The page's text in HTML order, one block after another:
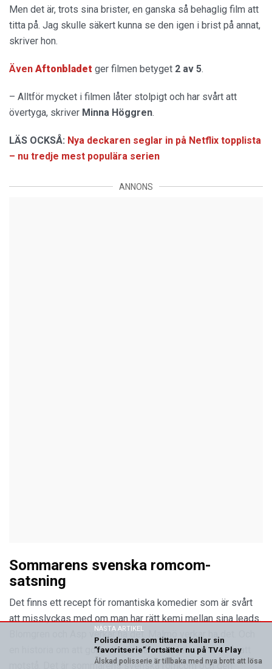
Men det är, trots sina brister, en ganska så behaglig film att
titta på. Jag skulle säkert kunna se den igen i brist på annat,
skriver hon.
Även Aftonbladet ger filmen betyget 2 av 5.
– Alltför mycket i filmen låter stolpigt och har svårt att
övertyga, skriver Minna Höggren.
LÄS OCKSÅ: Nya deckaren seglar in på Netflix topplista
– nu tredje mest populära serien
ANNONS
Sommarens svenska romcom-
satsning
Det finns ett recept för romantiska komedier som är svårt
att misslyckas med om man har rätt kemi mellan sina leads.
Blomgren och Asp verkar ha det. Malmö verkar ha det. Och
en historia om att göra allt rätt på exakt fel sätt är svår att
motstå. Det är sommarens svenska romcom och den
NÄSTA ARTIKEL
Polisdrama som tittarna kallar sin
”favoritserie” fortsätter nu på TV4 Play
Älskad polisserie är tillbaka med nya brott att lösa